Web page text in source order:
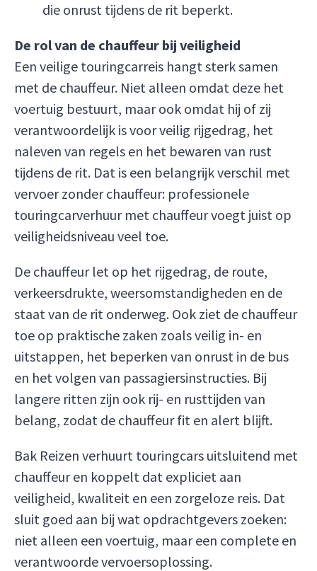
die onrust tijdens de rit beperkt.
De rol van de chauffeur bij veiligheid
Een veilige touringcarreis hangt sterk samen
met de chauffeur. Niet alleen omdat deze het
voertuig bestuurt, maar ook omdat hij of zij
verantwoordelijk is voor veilig rijgedrag, het
naleven van regels en het bewaren van rust
tijdens de rit. Dat is een belangrijk verschil met
vervoer zonder chauffeur: professionele
touringcarverhuur met chauffeur voegt juist op
veiligheidsniveau veel toe.
De chauffeur let op het rijgedrag, de route,
verkeersdrukte, weersomstandigheden en de
staat van de rit onderweg. Ook ziet de chauffeur
toe op praktische zaken zoals veilig in- en
uitstappen, het beperken van onrust in de bus
en het volgen van passagiersinstructies. Bij
langere ritten zijn ook rij- en rusttijden van
belang, zodat de chauffeur fit en alert blijft.
Bak Reizen verhuurt touringcars uitsluitend met
chauffeur en koppelt dat expliciet aan
veiligheid, kwaliteit en een zorgeloze reis. Dat
sluit goed aan bij wat opdrachtgevers zoeken:
niet alleen een voertuig, maar een complete en
verantwoorde vervoersoplossing.